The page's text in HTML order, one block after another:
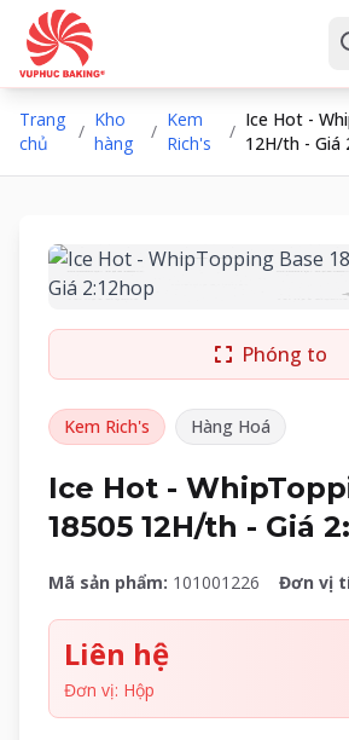
Trang
chủ
/
Kho
hàng
/
Kem
Rich's
/
Ice Hot -
12H/th - Giá
Phóng to
Kem Rich's Hàng Hoá
Ice Hot -
18505 12H/th - Giá
Mã sản phẩm: 101001226 Đơn vị
Liên hệ
Đơn vị: Hộp